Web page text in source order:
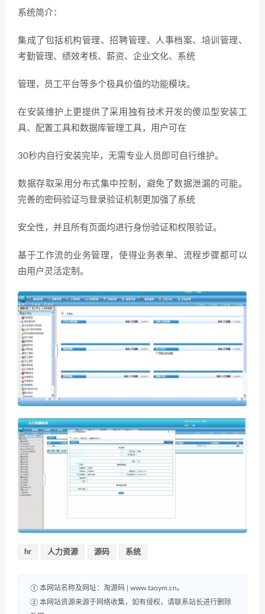
系统简介：
集成了包括机构管理、招聘管理、人事档案、培训管理、
考勤管理、绩效考核、薪资、企业文化、系统
管理，员工平台等多个极具价值的功能模块。
在安装维护上更提供了采用独有技术开发的傻瓜型安装工
具、配置工具和数据库管理工具，用户可在
30秒内自行安装完毕，无需专业人员即可自行维护。
数据存取采用分布式集中控制，避免了数据泄漏的可能。
完善的密码验证与登录验证机制更加强了系统
安全性，并且所有页面均进行身份验证和权限验证。
基于工作流的业务管理，使得业务表单、流程步骤都可以
由用户灵活定制。
hr 人力资源 源码 系统
① 本网站名称及网址：淘源码 | www.taoym.cn。
② 本网站资源来源于网络收集，如有侵权，请联系站长进行删除